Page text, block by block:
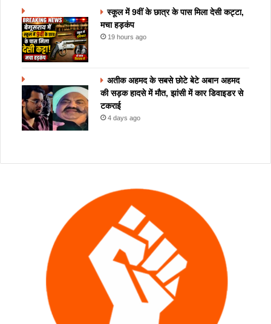
स्कूल में 9वीं के छात्र के पास मिला देसी कट्टा,
मचा हड़कंप
19 hours ago
अतीक अहमद के सबसे छोटे बेटे अबान अहमद
की सड़क हादसे में मौत, झांसी में कार डिवाइडर से
टकराई
4 days ago